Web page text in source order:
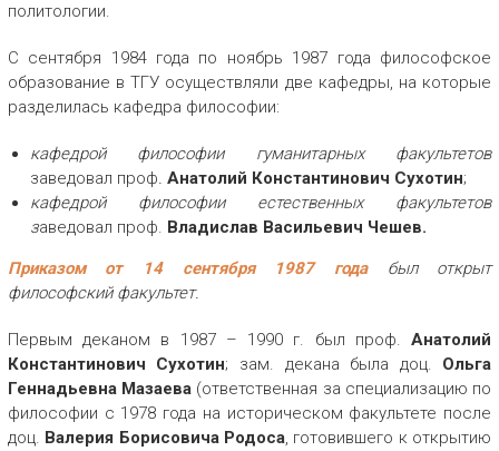
политологии.
С сентября 1984 года по ноябрь 1987 года философское
образование в ТГУ осуществляли две кафедры, на которые
разделилась кафедра философии:
кафедрой философии гуманитарных факультетов
заведовал проф. Анатолий Константинович Сухотин;
кафедрой философии естественных факультетов
заведовал проф. Владислав Васильевич Чешев.
Приказом от 14 сентября 1987 года был открыт
философский факультет.
Первым деканом в 1987 – 1990 г. был проф.Анатолий
Константинович Сухотин; зам. декана была доц. Ольга
Геннадьевна Мазаева (ответственная за специализацию по
философии с 1978 года на историческом факультете после
доц. Валерия Борисовича Родоса, готовившего к открытию